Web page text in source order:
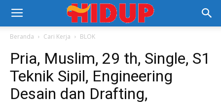
Beranda Cari Kerja BLOK
Pria, Muslim, 29 th, Single, S1
Teknik Sipil, Engineering
Desain dan Drafting,